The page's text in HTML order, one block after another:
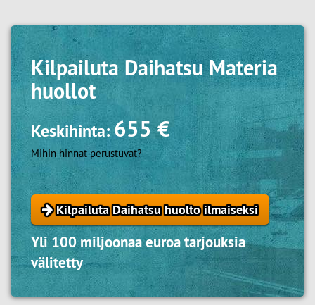
KilpailutaDaihatsu Materia
huollot
Keskihinta:655 €
Mihin hinnat perustuvat?
Kilpailuta Daihatsu huolto ilmaiseksi
Yli 100 miljoonaa euroa tarjouksia
välitetty